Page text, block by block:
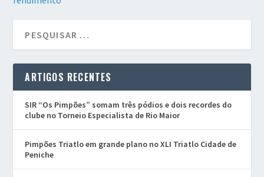
ARTIGOS RECENTES
SIR “Os Pimpões” somam três pódios e dois recordes do
clube no Torneio Especialista de Rio Maior
Pimpões Triatlo em grande plano no XLI Triatlo Cidade de
Peniche